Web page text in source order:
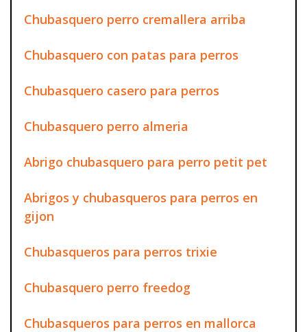
Chubasquero perro cremallera arriba
Chubasquero con patas para perros
Chubasquero casero para perros
Chubasquero perro almeria
Abrigo chubasquero para perro petit pet
Abrigos y chubasqueros para perros en
gijon
Chubasqueros para perros trixie
Chubasquero perro freedog
Chubasqueros para perros en mallorca